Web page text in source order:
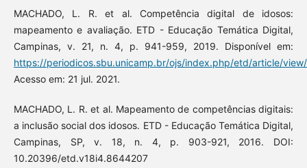
MACHADO, L. R. et al. Competência digital de idosos:
mapeamento e avaliação. ETD - Educação Temática Digital,
Campinas, v. 21, n. 4, p. 941-959, 2019. Disponível em:
https://periodicos.sbu.unicamp.br/ojs/index.php/etd/article/
Acesso em: 21 jul. 2021.
MACHADO, L. R. et al. Mapeamento de competências digitais:
a inclusão social dos idosos. ETD - Educação Temática Digital,
Campinas, SP, v. 18, n. 4, p. 903-921, 2016. DOI:
10.20396/etd.v18i4.8644207